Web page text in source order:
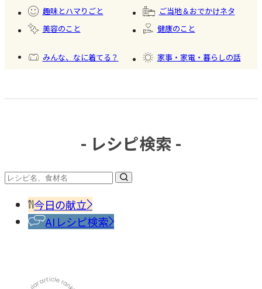
ード
趣味とハマりごと
ご当地＆おでかけネタ
美容のこと
健康のこと
みんな、なに着てる？
家事・家電・暮らしの話
- レシピ検索 -
今日の献立
AIレシピ検索